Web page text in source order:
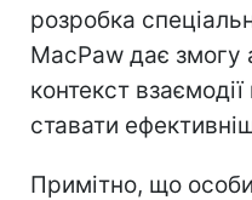
розробка
MacPaw дає змогу
контекст
ставати
Примітно, що